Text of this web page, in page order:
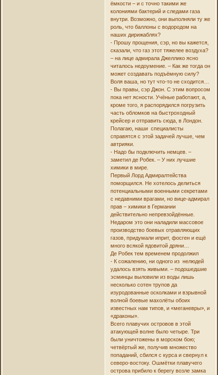
ёмкости – и с точно такими же
колониями бактерий и следами газа
внутри. Возможно, они выполняли ту же
роль, что баллоны с водородом на
наших дирижаблях?
- Прошу прощения, сэр, но вы кажется,
сказали, что газ этот тяжелее воздуха?
– на лице адмирала Джеллико ясно
читалось недоумение. – Как же тогда он
может создавать подъёмную силу?
Воля ваша, но тут что-то не сходится…
- Вы правы, сэр Джон. С этим вопросом
пока нет ясности. Учёные работают, а,
кроме того, я распорядился погрузить
часть обломков на быстроходный
крейсер и отправить сюда, в Лондон.
Полагаю, наши специалисты
справятся с этой задачей лучше, чем
автрияки.
- Надо бы подключить немцев. –
заметил де Робек. – У них лучшие
химики в мире.
Первый Лорд Адмиралтейства
поморщился. Не хотелось делиться
потенциальными военными секретами
с недавними врагами, но вице-адмирал
прав – химики в Германии
действительно непревзойдённые.
Недаром это они наладили массовое
производство боевых отравляющих
газов, придумали иприт, фосген и ещё
много всякой ядовитой дряни…
Де Робек тем временем продолжил
- К сожалению, ни одного из нелюдей
удалось взять живыми. – подошедшие
эсминцы выловили из воды лишь
несколько сотен трупов да
изуродованные осколками и взрывной
волной боевые махолёты обоих
известных нам типов, и «меганевры», и
«драконы».
Всего плавучих островов в этой
атакующей волне было четыре. Три
были уничтожены в морском бою;
четвёртый же, получив множество
попаданий, сбился с курса и свернул к
северо-востоку. Ошмётки плавучего
острова прибило к берегу возле замка